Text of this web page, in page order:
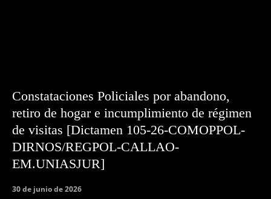
Constataciones Policiales por abandono,
retiro de hogar e incumplimiento de régimen
de visitas [Dictamen 105-26-COMOPPOL-
DIRNOS/REGPOL-CALLAO-
EM.UNIASJUR]
30 de junio de 2026